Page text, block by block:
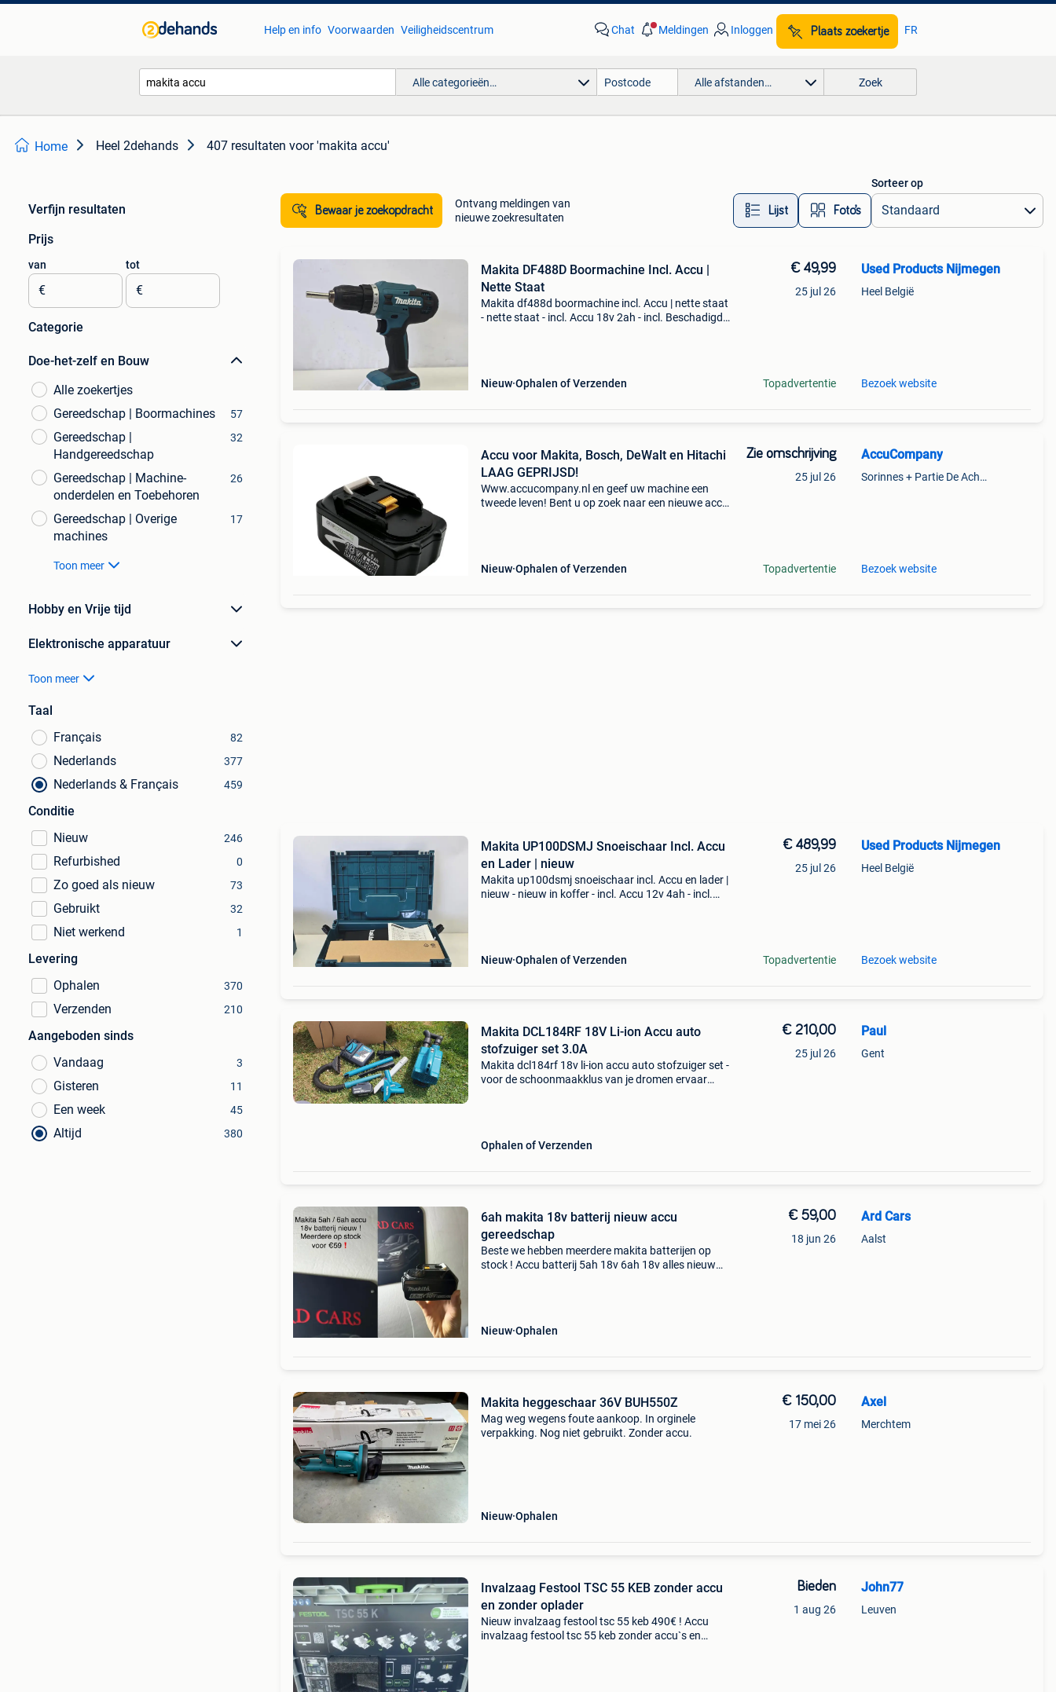
Help en info Voorwaarden Veiligheidscentrum Chat Meldingen Inloggen Plaats zoekertje FR
Alle categorieën… Alle afstanden… Zoek
Home Heel 2dehands 407 resultaten voor 'makita accu'
Verfijn resultaten
Prijs
van
€
tot
€
Categorie
Doe-het-zelf en Bouw
Alle zoekertjes
Gereedschap | Boormachines
57
Gereedschap |
Handgereedschap
32
Gereedschap | Machine-
onderdelen en Toebehoren
26
Gereedschap | Overige
machines
17
Toon meer
Hobby en Vrije tijd
Elektronische apparatuur
Toon meer
Taal
Français
82
Nederlands 377
Nederlands & Français 459
Conditie
Nieuw
246
Refurbished 0
Zo goed als nieuw 73
Gebruikt 32
Niet werkend 1
Levering
Ophalen
370
Verzenden 210
Aangeboden sinds
Vandaag
3
Gisteren 11
Een week 45
Altijd 380
Bewaar je zoekopdracht
Ontvang meldingen van
nieuwe zoekresultaten
Lijst Foto’s
Sorteer op
Makita DF488D Boormachine Incl. Accu |
Nette Staat
Makita df488d boormachine incl. Accu | nette staat
- nette staat - incl. Accu 18v 2ah - incl. Beschadigde
Nieuw Ophalen of Verzenden
€ 49,99
25 jul 26
Topadvertentie
Used Products Nijmegen
Heel België
Bezoek website
Accu voor Makita, Bosch, DeWalt en Hitachi
LAAG GEPRIJSD!
Www.accucompany.nl en geef uw machine een
tweede leven! Bent u op zoek naar een nieuwe accu
Nieuw Ophalen of Verzenden
Zie omschrijving
25 jul 26
Topadvertentie
AccuCompany
Sorinnes + Partie De Achene
Bezoek website
Makita UP100DSMJ Snoeischaar Incl. Accu
en Lader | nieuw
Makita up100dsmj snoeischaar incl. Accu en lader |
nieuw - nieuw in koffer - incl. Accu 12v 4ah - incl.
Nieuw Ophalen of Verzenden
€ 489,99
25 jul 26
Topadvertentie
Used Products Nijmegen
Heel België
Bezoek website
Makita DCL184RF 18V Li-ion Accu auto
stofzuiger set 3.0A
Makita dcl184rf 18v li-ion accu auto stofzuiger set -
voor de schoonmaakklus van je dromen ervaar
Ophalen of Verzenden
€ 210,00
25 jul 26
Paul
Gent
6ah makita 18v batterij nieuw accu
gereedschap
Beste we hebben meerdere makita batterijen op
stock ! Accu batterij 5ah 18v 6ah 18v alles nieuw
Nieuw Ophalen
€ 59,00
18 jun 26
Ard Cars
Aalst
Makita heggeschaar 36V BUH550Z
Mag weg wegens foute aankoop. In orginele
verpakking. Nog niet gebruikt. Zonder accu.
Nieuw Ophalen
€ 150,00
17 mei 26
Axel
Merchtem
Invalzaag Festool TSC 55 KEB zonder accu
en zonder oplader
Nieuw invalzaag festool tsc 55 keb 490€ ! Accu
invalzaag festool tsc 55 keb zonder accu`s en
Bieden
1 aug 26
John77
Leuven